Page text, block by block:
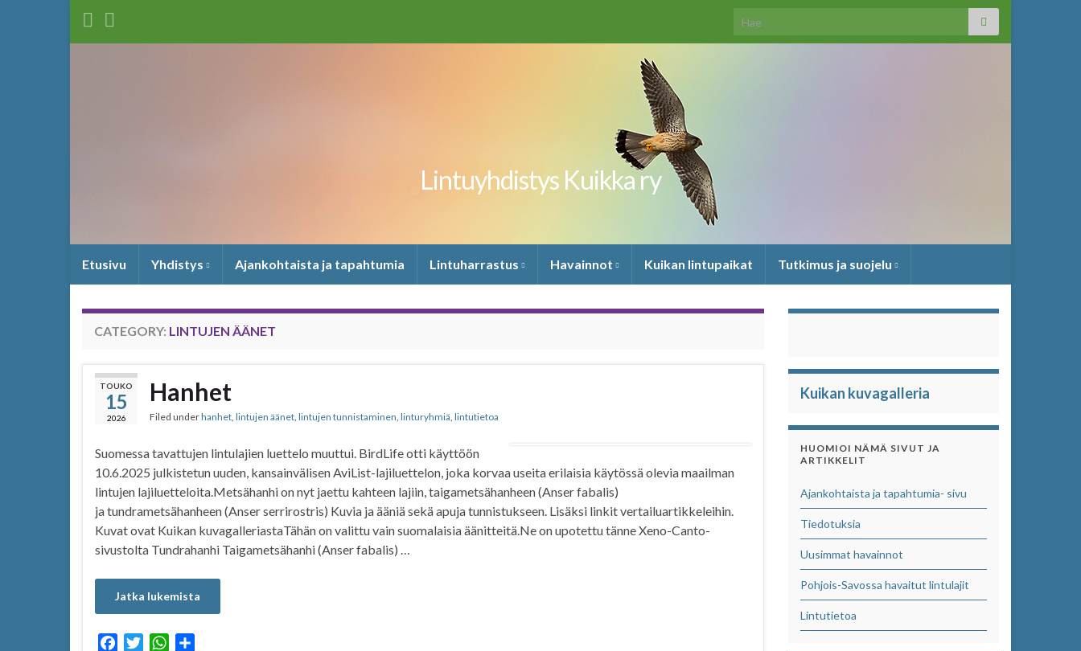
Search for:
Lintuyhdistys Kuikka ry
Etusivu Yhdistys Ajankohtaista ja tapahtumia Lintuharrastus Havainnot Kuikan lintupaikat Tutkimus ja suojelu
CATEGORY: LINTUJEN ÄÄNET
TOUKO
15
2026
Hanhet
Filed underhanhet, lintujen äänet, lintujen tunnistaminen, linturyhmiä, lintutietoa
Suomessa tavattujen lintulajien luettelo muuttui. BirdLife otti käyttöön
10.6.2025 julkistetun uuden, kansainvälisen AviList-lajiluettelon, joka korvaa useita erilaisia käytössä olevia maailman
lintujen lajiluetteloita.Metsähanhi on nyt jaettu kahteen lajiin, taigametsähanheen (Anser fabalis)
ja tundrametsähanheen (Anser serrirostris) Kuvia ja ääniä sekä apuja tunnistukseen. Lisäksi linkit vertailuartikkeleihin.
Kuvat ovat Kuikan kuvagalleriastaTähän on valittu vain suomalaisia äänitteitä.Ne on upotettu tänne Xeno-Canto-
sivustolta Tundrahanhi Taigametsähanhi (Anser fabalis) …
Jatka lukemista
W
Kuikan kuvagalleria
HUOMIOI NÄMÄ SIVUT JA
ARTIKKELIT
Ajankohtaista ja tapahtumia- sivu
Tiedotuksia
Uusimmat havainnot
Pohjois-Savossa havaitut lintulajit
Lintutietoa